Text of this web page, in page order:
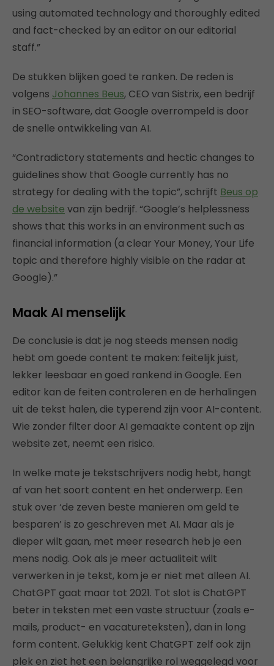
using automated technology and thoroughly edited
and fact-checked by an editor on our editorial
staff.”
De stukken blijken goed te ranken. De reden is
volgens Johannes Beus, CEO van Sistrix, een bedrijf
in SEO-software, dat Google overrompeld is door
de snelle ontwikkeling van AI.
“Contradictory statements and hectic changes to
guidelines show that Google currently has no
strategy for dealing with the topic”, schrijft Beus op
de website van zijn bedrijf. “Google’s helplessness
shows that this works in an environment such as
financial information (a clear Your Money, Your Life
topic and therefore highly visible on the radar at
Google).”
Maak AI menselijk
De conclusie is dat je nog steeds mensen nodig
hebt om goede content te maken: feitelijk juist,
lekker leesbaar en goed rankend in Google. Een
editor kan de feiten controleren en de herhalingen
uit de tekst halen, die typerend zijn voor AI-content.
Wie zonder filter door AI gemaakte content op zijn
website zet, neemt een risico.
In welke mate je tekstschrijvers nodig hebt, hangt
af van het soort content en het onderwerp. Een
stuk over ‘de zeven beste manieren om geld te
besparen’ is zo geschreven met AI. Maar als je
dieper wilt gaan, met meer research heb je een
mens nodig. Ook als je meer actualiteit wilt
verwerken in je tekst, kom je er niet met alleen AI.
ChatGPT gaat maar tot 2021. Tot slot is ChatGPT
beter in teksten met een vaste structuur (zoals e-
mails, product- en vacatureteksten), dan in long
form content. Gelukkig kent ChatGPT zelf ook zijn
plek en ziet het een belangrijke rol weggelegd voor